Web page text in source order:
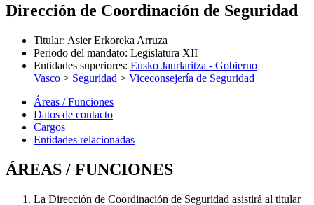
Dirección de Coordinación de Seguridad
Titular: Asier Erkoreka Arruza
Periodo del mandato: Legislatura XII
Entidades superiores: Eusko Jaurlaritza - Gobierno
Vasco > Seguridad > Viceconsejería de Seguridad
Áreas / Funciones
Datos de contacto
Cargos
Entidades relacionadas
ÁREAS / FUNCIONES
La Dirección de Coordinación de Seguridad asistirá al titular